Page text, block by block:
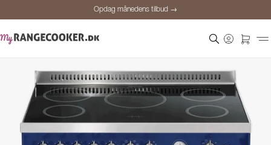
Opdag månedens tilbud →
Personlig rådgivning
Opdag månedens tilbud →